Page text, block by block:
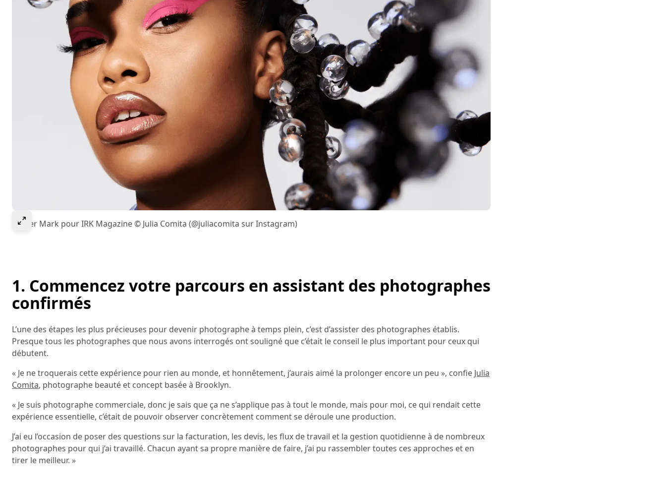
Select to expand image
Amber Mark pour IRK Magazine © Julia Comita (@juliacomita sur Instagram)
1. Commencez votre parcours en assistant des photographes
confirmés
L’une des étapes les plus précieuses pour devenir photographe à temps plein, c’est d’assister des photographes établis.
Presque tous les photographes que nous avons interrogés ont souligné que c’était le conseil le plus important pour ceux qui
débutent.
« Je ne troquerais cette expérience pour rien au monde, et honnêtement, j’aurais aimé la prolonger encore un peu », confie Julia
Comita, photographe beauté et concept basée à Brooklyn.
« Je suis photographe commerciale, donc je sais que ça ne s’applique pas à tout le monde, mais pour moi, ce qui rendait cette
expérience essentielle, c’était de pouvoir observer concrètement comment se déroule une production.
J’ai eu l’occasion de poser des questions sur la facturation, les devis, les flux de travail et la gestion quotidienne à de nombreux
photographes pour qui j’ai travaillé. Chacun ayant sa propre manière de faire, j’ai pu rassembler toutes ces approches et en
tirer le meilleur. »